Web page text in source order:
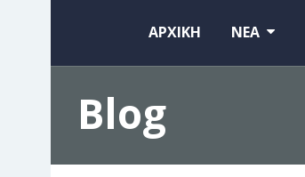
ΑΡΧΙΚΗ ΝΕΑ
Blog